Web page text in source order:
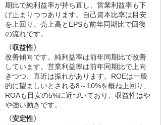
期比で純利益率が持ち直し、営業利益率も下
げ止まりつつあります。自己資本比率は目安
を上回り、売上高とEPSも前年同期比で回復
の流れです。
〈収益性〉
改善傾向です。純利益率は前年同期比で改善
しています。営業利益率は前年同期比で上向
きつつ、直近は振れがあります。ROEは一般
的に望ましいとされる8～10%を概ね上回り、
ROAも目安の5%に近づいており、収益性はや
や強い動きです。
〈安定性〉